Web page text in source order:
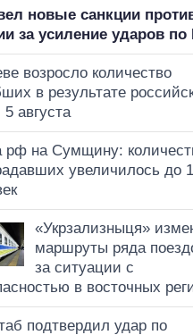
новые санкции
за усиление ударов по
возросло количество
в результате
5 августа
рф на Сумщину:
увеличилось до
«Укрзализныця»
маршруты ряда
за ситуации с
в восточных
подтвердил удар по